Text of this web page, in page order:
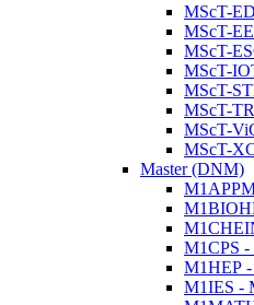
MScT-
MScT-
MScT-
MScT-
MScT-
MScT-
MScT-
MScT-
Master (DNM)
M1CPS -
M1HEP -
M1IES -